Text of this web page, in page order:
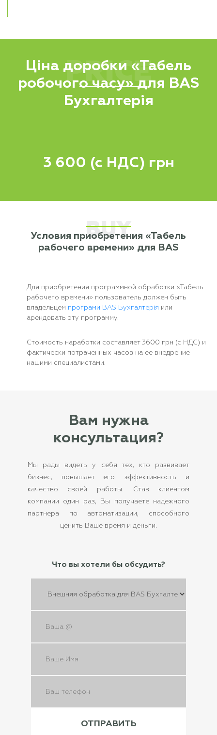
PRICE
Ціна доробки «Табель
робочого часу» для BAS
Бухгалтерія
3 600 (с НДС) грн
BUY
Условия приобретения «Табель
рабочего времени» для BAS
Для приобретения программной обработки «Табель
рабочего времени» пользователь должен быть
владельцем програми BAS Бухгалтерія или
арендовать эту программу.
Стоимость наработки составляет 3600 грн (с НДС) и
фактически потраченных часов на ее внедрение
нашими специалистами.
Вам нужна
консультация?
Мы рады видеть у себя тех, кто развивает
бизнес, повышает его эффективность и
качество своей работы. Став клиентом
компании один раз, Вы получаете надежного
партнера по автоматизации, способного
ценить Ваше время и деньги.
Что вы хотели бы обсудить?